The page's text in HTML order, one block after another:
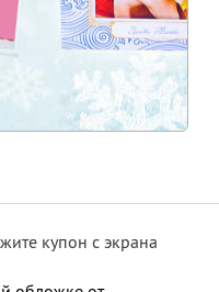
купон с экрана